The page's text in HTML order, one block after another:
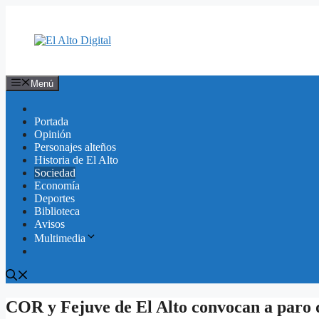
contenido
Menú
Portada
Opinión
Personajes alteños
Historia de El Alto
Sociedad
Economía
Deportes
Biblioteca
Avisos
Multimedia
COR y Fejuve de El Alto convocan a paro